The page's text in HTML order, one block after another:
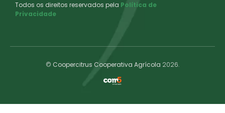
Todos os direitos reservados pela Política de
Privacidade
© Coopercitrus Cooperativa Agrícola 2026.